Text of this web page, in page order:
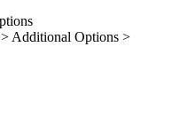
Additional Options >